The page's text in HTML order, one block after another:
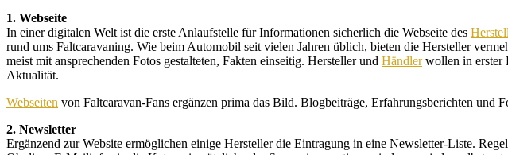
1. Webseite
In einer digitalen Welt ist die erste Anlaufstelle für Informationen sicherlich die Webseite des
rund ums Faltcaravaning. Wie beim Automobil seit vielen Jahren üblich, bieten die Hersteller
meist mit ansprechenden Fotos gestalteten, Fakten einseitig. Hersteller und Händlerwollen in erster
Aktualität.
Webseiten von Faltcaravan-Fans ergänzen prima das Bild. Blogbeiträge, Erfahrungsberichten und
2. Newsletter
Ergänzend zur Website ermöglichen einige Hersteller die Eintragung in eine Newsletter-Liste.